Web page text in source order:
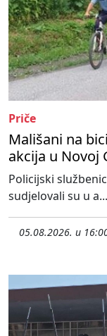
Priče
Mališani na
akcija u Novoj
Policijski
sudjelovali su u a...
05.08.2026. u